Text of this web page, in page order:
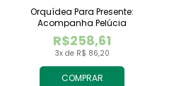
COMPRAR
3x de R$ 86,20
R$258,61
Orquídea Para Presente:
Acompanha Pelúcia